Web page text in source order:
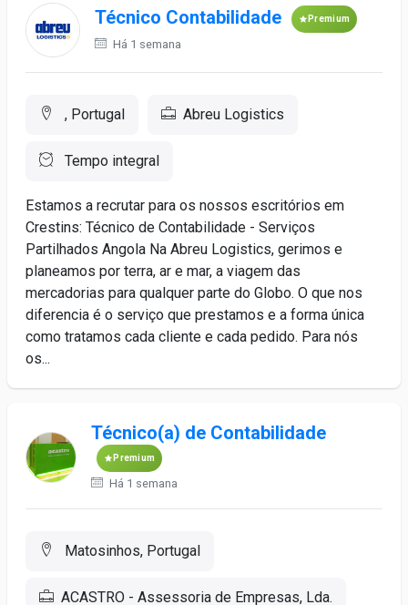
Técnico Contabilidade Premium
Há 1 semana
, Portugal Abreu Logistics
Tempo integral
Estamos a recrutar para os nossos escritórios em
Crestins: Técnico de Contabilidade - Serviços
Partilhados Angola Na Abreu Logistics, gerimos e
planeamos por terra, ar e mar, a viagem das
mercadorias para qualquer parte do Globo. O que nos
diferencia é o serviço que prestamos e a forma única
como tratamos cada cliente e cada pedido. Para nós
os...
Técnico(a) de Contabilidade
Premium
Há 1 semana
Matosinhos, Portugal
ACASTRO - Assessoria de Empresas, Lda.